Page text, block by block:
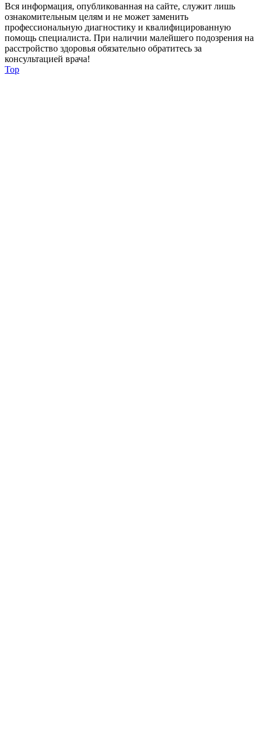
Вся информация, опубликованная на сайте, служит лишь
ознакомительным целям и не может заменить
профессиональную диагностику и квалифицированную
помощь специалиста. При наличии малейшего подозрения на
расстройство здоровья обязательно обратитесь за
консультацией врача!
Top